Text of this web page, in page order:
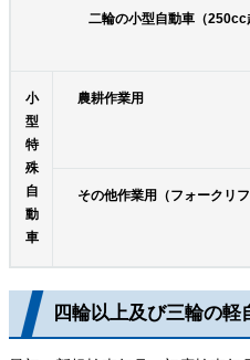
二輪の小型自動車（250cc
小
型
特
殊
自
動
車
農耕作業用
その他作業用（フォークリフ
四輪以上及び三輪の軽